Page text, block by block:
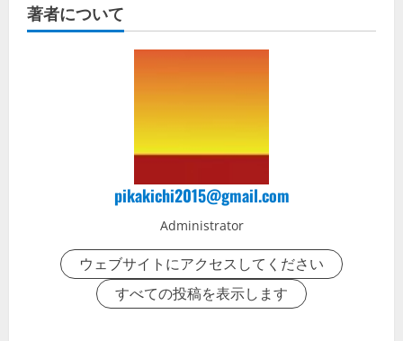
著者について
pikakichi2015@gmail.com
Administrator
ウェブサイトにアクセスしてください
すべての投稿を表示します